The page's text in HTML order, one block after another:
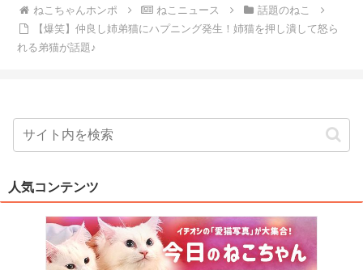
ねこちゃんホンポ ねこニュース
話題のねこ
【爆笑】仲良し姉弟猫にハプニング発生！姉猫を押し潰して怒ら
れる弟猫が話題♪
人気コンテンツ